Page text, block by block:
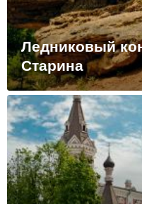
Ледниковый
Старина